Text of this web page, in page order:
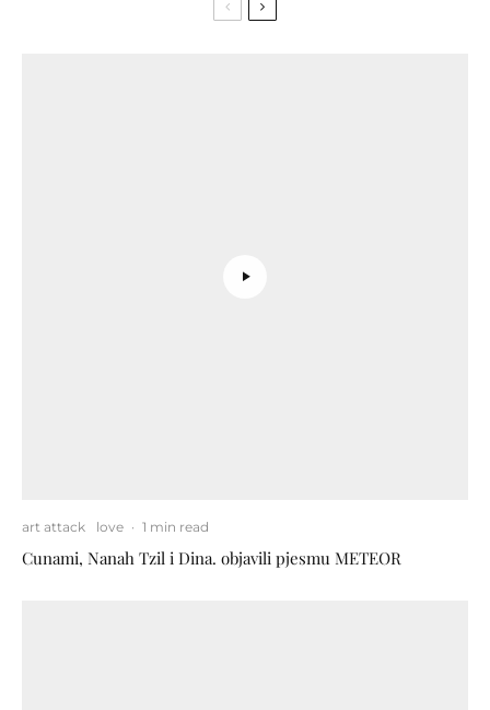
art attack love · 1 min read
Cunami, Nanah Tzil i Dina. objavili pjesmu METEOR